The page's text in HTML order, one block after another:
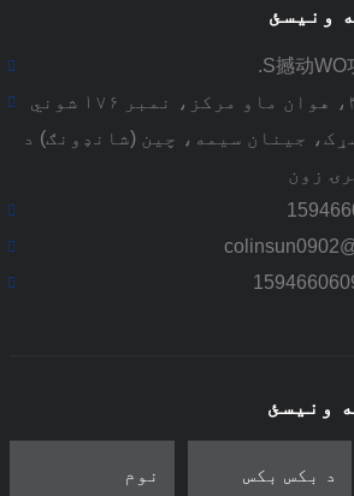
ونیسئ
S撼动WO
خونه ۸۰۶، ودانۍ ۴، هوان ماو مرکز، نمبر ۱۷۶ شوني
جینان سیمه، چین (شانډونګ) د
زون
ونیسئ